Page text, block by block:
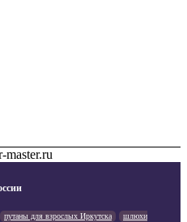
путаны для взрослых Иркутска
шлюхи